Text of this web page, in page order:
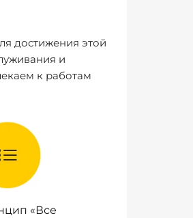
достижения этой
и
к работам
«Все